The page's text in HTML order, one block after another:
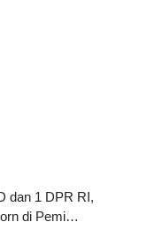
dan 1 DPR RI,
di Pemi…